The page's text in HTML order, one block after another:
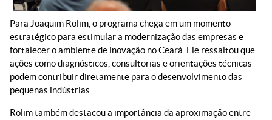
Para Joaquim Rolim, o programa chega em um momento
estratégico para estimular a modernização das empresas e
fortalecer o ambiente de inovação no Ceará. Ele ressaltou que
ações como diagnósticos, consultorias e orientações técnicas
podem contribuir diretamente para o desenvolvimento das
pequenas indústrias.
Rolim também destacou a importância da aproximação entre